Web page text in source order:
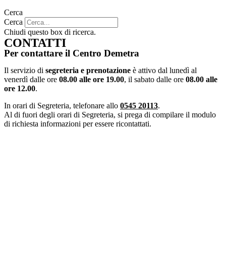
Cerca
Cerca
Chiudi questo box di ricerca.
CONTATTI
Per contattare il Centro Demetra
Il servizio di segreteria e prenotazione è attivo dal lunedì al
venerdì dalle ore 08.00 alle ore 19.00, il sabato dalle ore 08.00 alle
ore 12.00.
In orari di Segreteria, telefonare allo 0545 20113.
Al di fuori degli orari di Segreteria, si prega di compilare il modulo
di richiesta informazioni per essere ricontattati.